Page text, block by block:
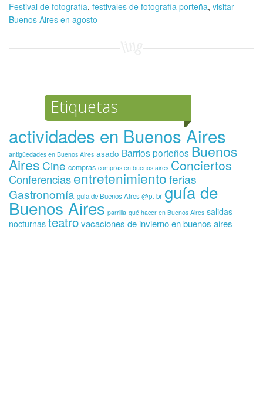
Festival de fotografía, festivales de fotografía porteña, visitar
Buenos Aires en agosto
Etiquetas
actividades en Buenos Aires
antigüedades en Buenos Aires asado Barrios porteños Buenos
Aires Cine compras compras en buenos aires Conciertos
Conferenciasentretenimientoferias
Gastronomía guia de Buenos Aires @pt-br guía de
Buenos Aires parrilla qué hacer en Buenos Aires salidas
nocturnas teatrovacaciones de invierno en buenos aires